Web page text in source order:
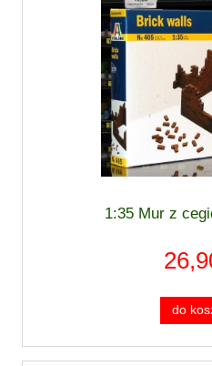
1:35 Mur z
do